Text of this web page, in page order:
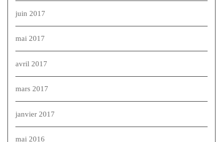
juin 2017
mai 2017
avril 2017
mars 2017
janvier 2017
mai 2016